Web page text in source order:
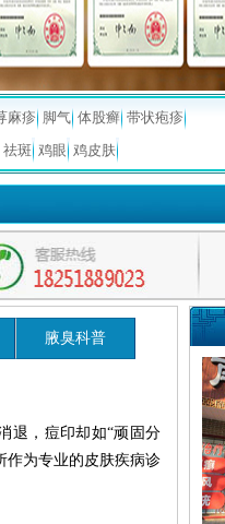
麻疹 脚气 体股癣 带状疱疹
祛斑 鸡眼 鸡皮肤
腋臭科普
退，痘印却如“顽固分
作为专业的皮肤疾病诊